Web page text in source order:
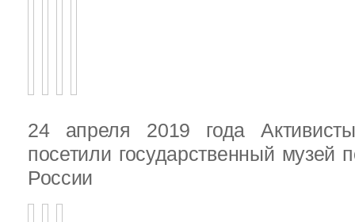
24 апреля 2019 года
посетили государственный музей
России